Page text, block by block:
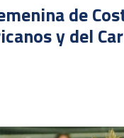
de
y del